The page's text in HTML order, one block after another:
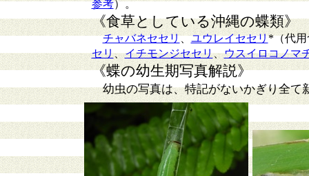
参考）。
《食草としている沖縄の蝶類》
チャバネセセリ、ユウレイセセリ*（代用
セリ、イチモンジセセリ、ウスイロコノマ
《蝶の幼生期写真解説》
幼虫の写真は、特記がないかぎり全て